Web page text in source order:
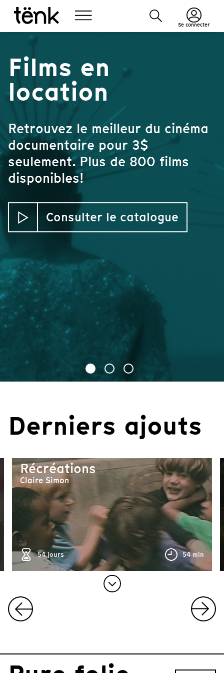
Se connecter
Films en
location
Retrouvez le meilleur du cinéma
documentaire pour 3$
seulement. Plus de 800 films
disponibles!
Consulter le catalogue
Derniers ajouts
25 min
Récréations
Claire Simon
54 jours 54 min
m
1